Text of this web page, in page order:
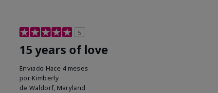
5
15 years of love
Enviado Hace 4 meses
por Kimberly
de Waldorf, Maryland